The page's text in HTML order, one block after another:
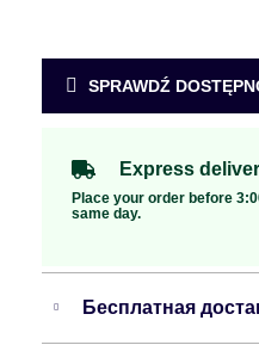
SPRAWDŹ
Express
Place your order before
same day.
Бесплатная